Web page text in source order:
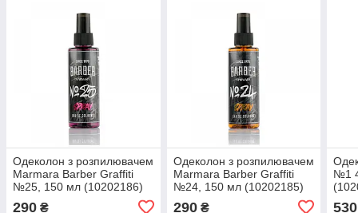
Одеколон з розпилювачем
Marmara Barber Graffiti
№25, 150 мл (10202186)
290 ₴
Одеколон з розпилювачем
Marmara Barber Graffiti
№24, 150 мл (10202185)
290₴
№1
530